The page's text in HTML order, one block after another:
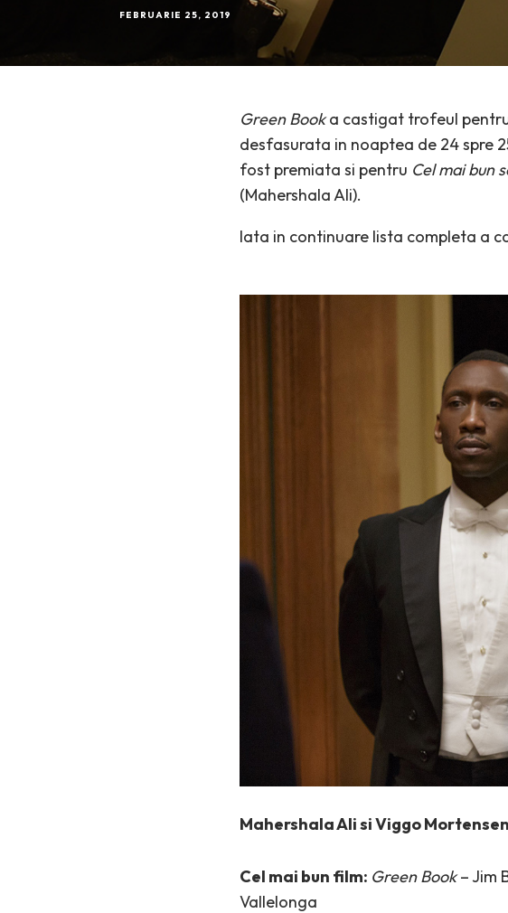
FEBRUARIE 25, 2019
Green Booka castigat trofeul
desfasurata in noaptea de 24 spre
fost premiata si pentru Cel mai bun
(Mahershala Ali).
Iata in continuare lista completa a
Mahershala Ali si Viggo
Cel mai bun film: Green Book– Jim
Vallelonga